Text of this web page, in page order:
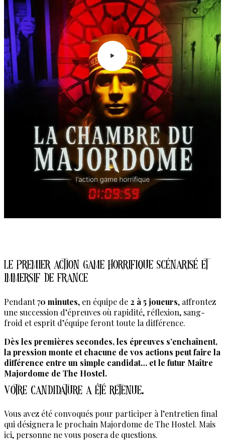
Le premier action game horrifique scénarisé et
immersif de France
Pendant 70 minutes, en équipe de 2 à 5 joueurs, affrontez
une succession d’épreuves où rapidité, réflexion, sang-
froid et esprit d’équipe feront toute la différence.
Dès les premières secondes, les épreuves s’enchaînent,
la pression monte et chacune de vos actions peut faire la
différence entre un simple candidat… et le futur Maître
Majordome de The Hostel.
Votre candidature a été retenue.
Vous avez été convoqués pour participer à l’entretien final
qui désignera le prochain Majordome de The Hostel. Mais
ici, personne ne vous posera de questions.